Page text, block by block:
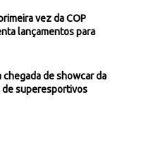
vez da COP
lançamentos para
chegada de showcar da
superesportivos